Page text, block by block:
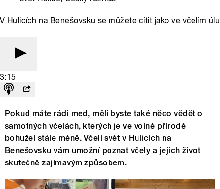
V Hulicích na Benešovsku se můžete cítit jako ve včelím úlu
3:15
Pokud máte rádi med, měli byste také něco vědět o
samotných včelách, kterých je ve volné přírodě
bohužel stále méně. Včelí svět v Hulicích na
Benešovsku vám umožní poznat včely a jejich život
skutečně zajímavým způsobem.